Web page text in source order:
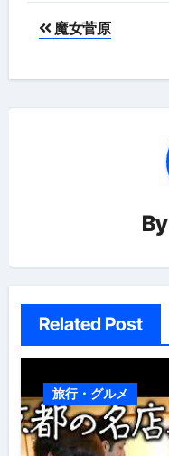
投
ョ
ン
魔女菅原
By
Related Post
旅行・グルメ